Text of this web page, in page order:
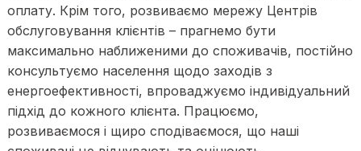
оплату. Крім того, розвиваємо мережу Центрів
обслуговування клієнтів – прагнемо бути
максимально наближеними до споживачів, постійно
консультуємо населення щодо заходів з
енергоефективності, впроваджуємо індивідуальний
підхід до кожного клієнта. Працюємо,
розвиваємося і щиро сподіваємося, що наші